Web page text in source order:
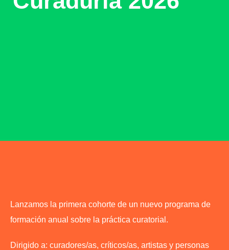
Lanzamos la primera cohorte de un nuevo programa de
formación anual sobre la práctica curatorial.
Dirigido a: curadores/as, críticos/as, artistas y personas